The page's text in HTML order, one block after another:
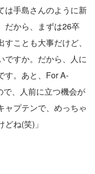
は手島さんのように新
だから、まずは26卒
ことも大事だけど、
ですか。だから、人に
す。あと、For A-
、人前に立つ機会が
ャプテンで、めっちゃ
ね(笑)」